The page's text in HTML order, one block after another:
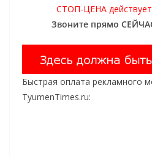
СТОП-ЦЕНА действует
Звоните прямо
Быстрая оплата рекламного
TyumenTimes.ru: